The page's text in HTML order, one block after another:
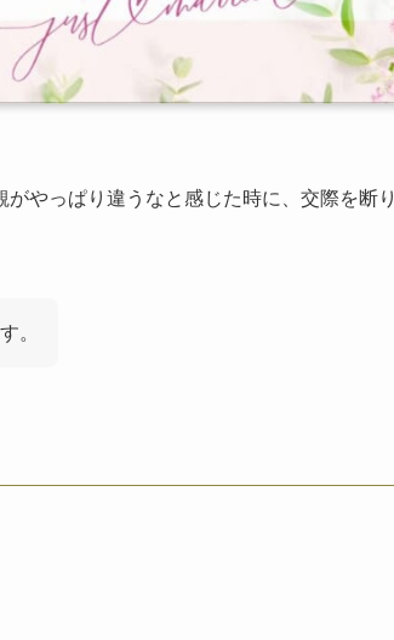
やっぱり違うなと感じた時に、交際を断り
。